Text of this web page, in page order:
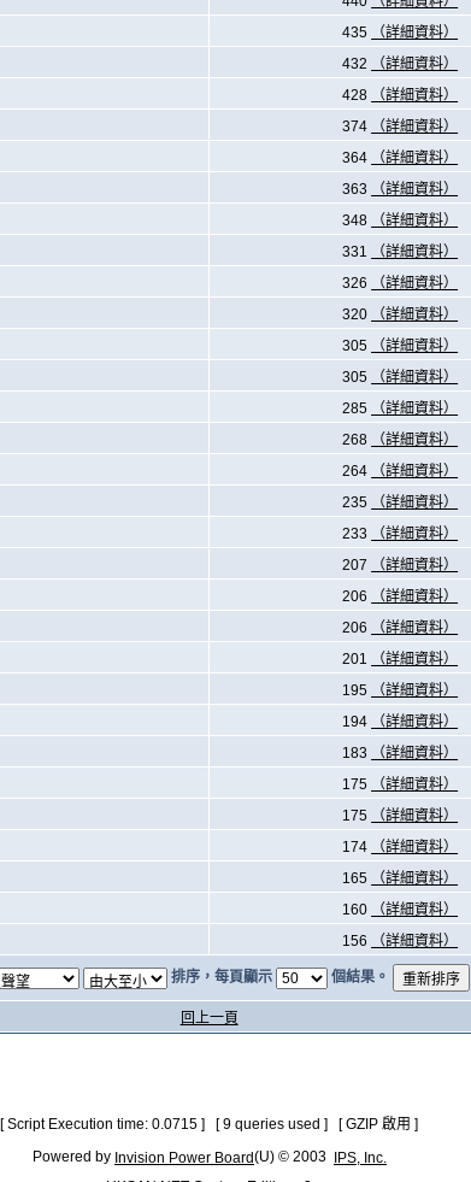
435 （詳細資料）
432 （詳細資料）
428 （詳細資料）
374 （詳細資料）
364 （詳細資料）
363 （詳細資料）
348 （詳細資料）
331 （詳細資料）
326 （詳細資料）
320 （詳細資料）
305 （詳細資料）
305 （詳細資料）
285 （詳細資料）
268 （詳細資料）
264 （詳細資料）
235 （詳細資料）
233 （詳細資料）
207 （詳細資料）
206 （詳細資料）
206 （詳細資料）
201 （詳細資料）
195 （詳細資料）
194 （詳細資料）
183 （詳細資料）
175 （詳細資料）
175 （詳細資料）
174 （詳細資料）
165 （詳細資料）
160 （詳細資料）
156 （詳細資料）
排序，每頁顯示 個結果。
回上一頁
[ Script Execution time: 0.0715 ] [ 9 queries used ] [ GZIP 啟用 ]
Powered by Invision Power Board(U) © 2003
IPS, Inc.